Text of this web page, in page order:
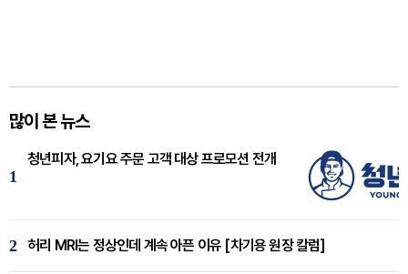
많이 본 뉴스
1
청년피자, 요기요 주문 고객 대상 프로모션 전개
2 허리 MRI는 정상인데 계속 아픈 이유 [차기용 원장 칼럼]